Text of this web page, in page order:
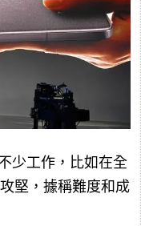
少工作，比如在全
堅，據稱難度和成